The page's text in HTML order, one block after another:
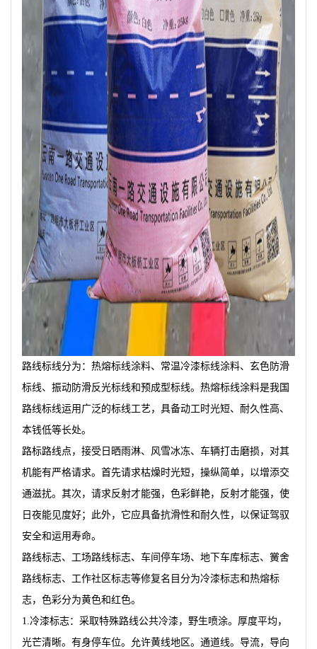
路线标线分为：热熔标线涂料、常温冷漆标线涂料、玄色防滑
标线、振动防滑反光标线和预成型标线。热熔标线涂料是我国
路线标线运用广泛的标线工艺，具备动工时光短、耐久性高、
本钱低等长处。
路标路线点，接受日晒雨淋、风雪冰冻、车辆打击磨损，对其
机能有严格请求。首先请求枯燥时光短，操纵简单，以增添交
通滋扰。其次，请求反射才能强，色彩鲜艳，反射才能强，使
日夜能见度好；此外，它应具备抗滑性和耐久性，以保证驾驭
安全和运用寿命。
路线标志、工场路线标志、车间停车场、地下车库标志、黉舍
路线标志、工作社区标志等修复名目分为冷漆标志和热熔标
志，色彩分为黄色和红色。
1.冷漆标志：采取特殊路线公共冷漆，野生喷涂。厚度平均，
光芒清晰。有身停车位。允许黄线地区。通道线。导流，导向